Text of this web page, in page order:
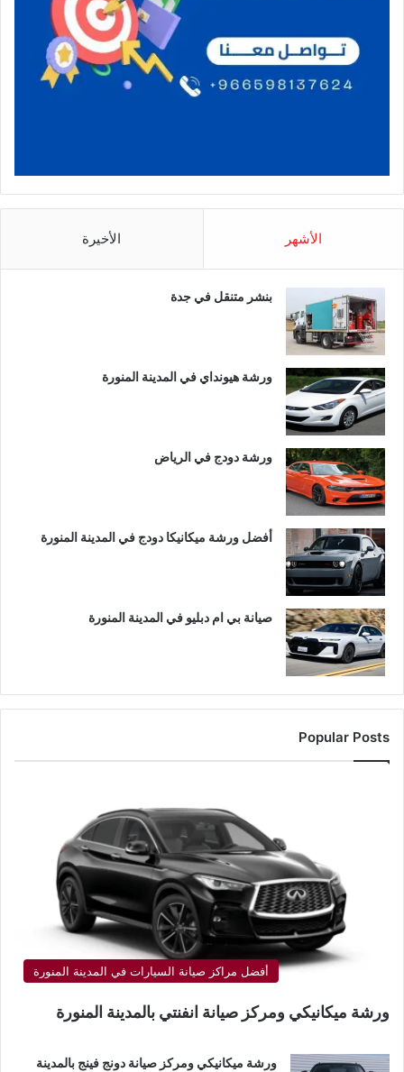
الأشهر الأخيرة
بنشر متنقل في جدة
ورشة هيونداي في المدينة المنورة
ورشة دودج في الرياض
أفضل ورشة ميكانيكا دودج في المدينة المنورة
صيانة بي ام دبليو في المدينة المنورة
Popular Posts
أفضل مراكز صيانة السيارات في المدينة المنورة
ورشة ميكانيكي ومركز صيانة انفنتي بالمدينة المنورة
ورشة ميكانيكي ومركز صيانة دونج فينج بالمدينة